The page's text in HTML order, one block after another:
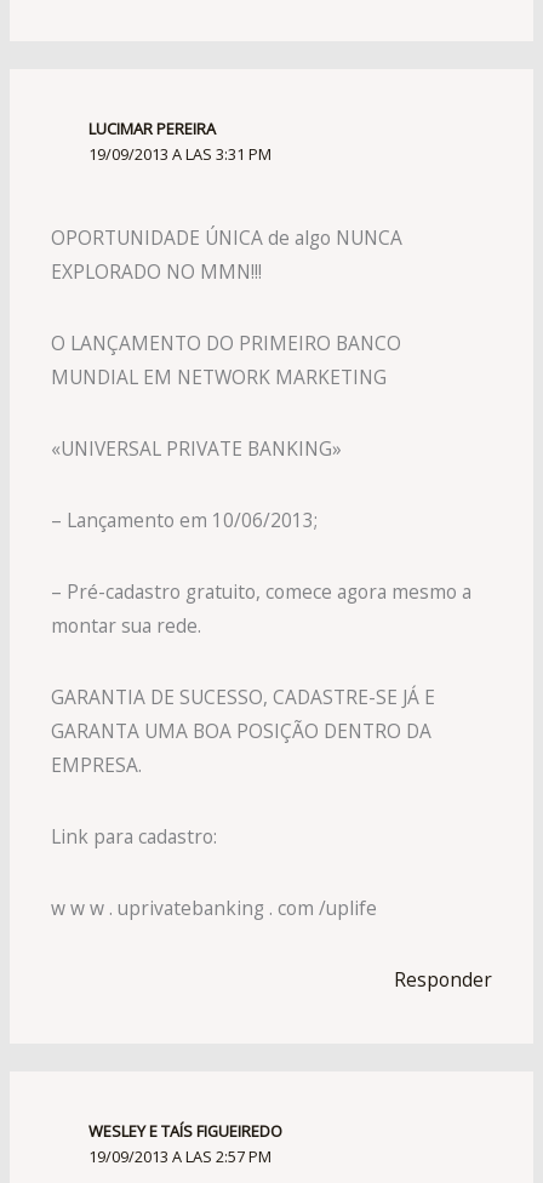
LUCIMAR PEREIRA
19/09/2013 A LAS 3:31 PM
OPORTUNIDADE ÚNICA de algo NUNCA
EXPLORADO NO MMN!!!
O LANÇAMENTO DO PRIMEIRO BANCO
MUNDIAL EM NETWORK MARKETING
«UNIVERSAL PRIVATE BANKING»
– Lançamento em 10/06/2013;
– Pré-cadastro gratuito, comece agora mesmo a
montar sua rede.
GARANTIA DE SUCESSO, CADASTRE-SE JÁ E
GARANTA UMA BOA POSIÇÃO DENTRO DA
EMPRESA.
Link para cadastro:
w w w . uprivatebanking . com /uplife
Responder
WESLEY E TAÍS FIGUEIREDO
19/09/2013 A LAS 2:57 PM